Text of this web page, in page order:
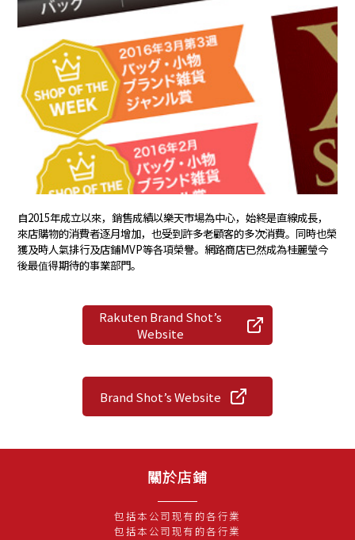
自2015年成立以來，銷售成績以樂天市場為中心，始終是直線成長，
來店購物的消費者逐月增加，也受到許多老顧客的多次消費。同時也榮
獲及時人氣排行及店鋪MVP等各項榮譽。網路商店已然成為桂麗瑩今
後最值得期待的事業部門。
Rakuten Brand Shot’s
Website
Brand Shot’s Website
關於店鋪
包括本公司现有的各行業
包括本公司现有的各行業